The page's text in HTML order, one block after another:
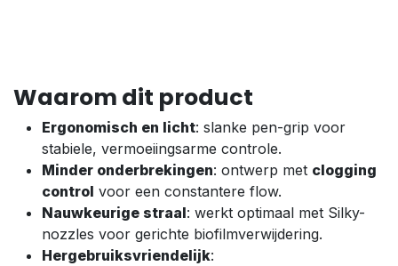
Waarom dit product
Ergonomisch en licht: slanke pen-grip voor
stabiele, vermoeiingsarme controle.
Minder onderbrekingen: ontwerp met clogging
control voor een constantere flow.
Nauwkeurige straal: werkt optimaal met Silky-
nozzles voor gerichte biofilmverwijdering.
Hergebruiksvriendelijk: